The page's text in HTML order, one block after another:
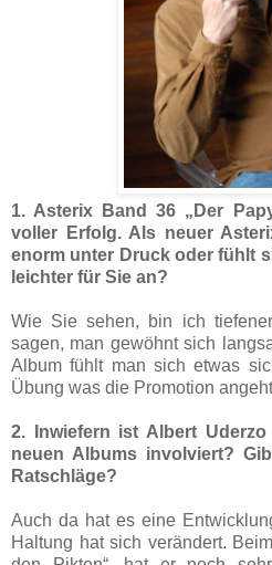
1. Asterix Band 36 „Der
voller Erfolg. Als neuer
enorm unter Druck oder fühlt
leichter für Sie an?
Wie Sie sehen, bin ich
sagen, man gewöhnt sich
Album fühlt man sich etwas
Übung was die Promotion
2. Inwiefern ist Albert
neuen Albums involviert?
Ratschläge?
Auch da hat es eine
Haltung hat sich verändert.